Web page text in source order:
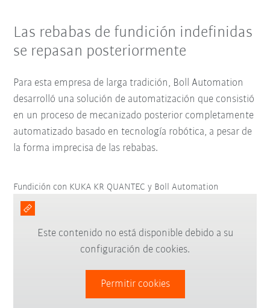
Las rebabas de fundición indefinidas
se repasan posteriormente
Para esta empresa de larga tradición, Boll Automation
desarrolló una solución de automatización que consistió
en un proceso de mecanizado posterior completamente
automatizado basado en tecnología robótica, a pesar de
la forma imprecisa de las rebabas.
Fundición con KUKA KR QUANTEC y Boll Automation
Este contenido no está disponible debido a su
configuración de cookies.
Permitir cookies